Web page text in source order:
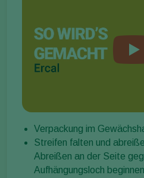
Verpackung im
Streifen falten und
Abreißen an der Seite
Aufhängungsloch beginnen